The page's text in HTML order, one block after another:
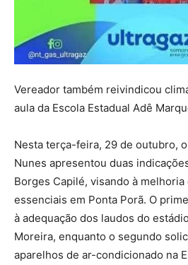
Vereador também reivindicou
aula da Escola Estadual Adê
Nesta terça-feira, 29 de outubro,
Nunes apresentou duas
Borges Capilé, visando à
essenciais em Ponta Porã. O
à adequação dos laudos do
Moreira, enquanto o segundo
aparelhos de ar-condicionado na